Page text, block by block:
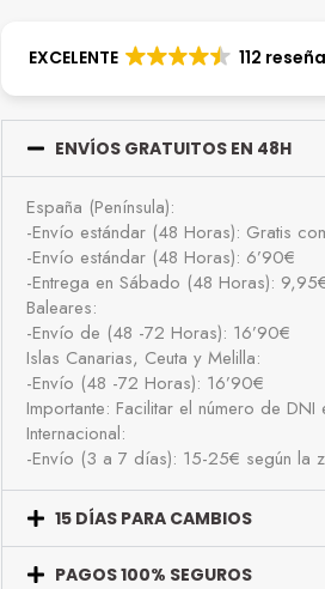
EXCELENTE 112
ENVÍOS GRATUITOS EN 48H
España (Península):
-Envío estándar (48 Horas): Gratis
-Envío estándar (48 Horas): 6’90€
-Entrega en Sábado (48 Horas):
Baleares:
-Envío de (48 -72 Horas): 16’90€
Islas Canarias, Ceuta y Melilla:
-Envío (48 -72 Horas): 16’90€
Importante: Facilitar el número de
Internacional:
-Envío (3 a 7 días): 15-25€ según la
15 DÍAS PARA CAMBIOS
PAGOS 100% SEGUROS